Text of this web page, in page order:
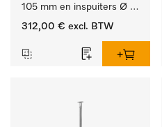
105 mm en inspuiters Ø
8, lengte 320 mm.
312,00 € excl. BTW